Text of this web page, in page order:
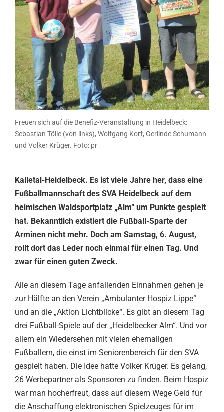
Freuen sich auf die Benefiz-Veranstaltung in Heidelbeck:
Sebastian Tölle (von links), Wolfgang Korf, Gerlinde Schumann
und Volker Krüger. Foto: pr
Kalletal-Heidelbeck. Es ist viele Jahre her, dass eine
Fußballmannschaft des SVA Heidelbeck auf dem
heimischen Waldsportplatz „Alm“ um Punkte gespielt
hat. Bekanntlich existiert die Fußball-Sparte der
Arminen nicht mehr. Doch am Samstag, 6. August,
rollt dort das Leder noch einmal für einen Tag. Und
zwar für einen guten Zweck.
Alle an diesem Tage anfallenden Einnahmen gehen je
zur Hälfte an den Verein „Ambulanter Hospiz Lippe“
und an die „Aktion Lichtblicke“. Es gibt an diesem Tag
drei Fußball-Spiele auf der „Heidelbecker Alm“. Und vor
allem ein Wiedersehen mit vielen ehemaligen
Fußballern, die einst im Seniorenbereich für den SVA
gespielt haben. Die Idee hatte Volker Krüger. Es gelang,
26 Werbepartner als Sponsoren zu finden. Beim Hospiz
war man hocherfreut, dass auf diesem Wege Geld für
die Anschaffung elektronischen Spielzeuges für im